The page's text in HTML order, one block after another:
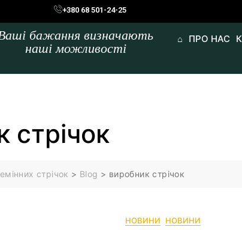
+380 68 501-24-25
бажання визначають
наші можливості
⌂ ПРО НАС
стрічок
стрічок > Blog > виробник стрічок
НОВИНИ НОВИНИ